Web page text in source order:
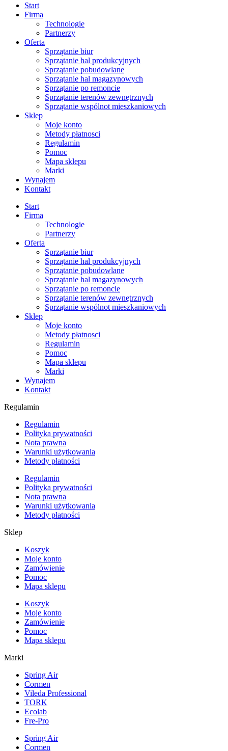
Start
Firma
Technologie
Partnerzy
Oferta
Sprzątanie biur
Sprzątanie hal produkcyjnych
Sprzątanie pobudowlane
Sprzątanie hal magazynowych
Sprzątanie po remoncie
Sprzątanie terenów zewnętrznych
Sprzątanie wspólnot mieszkaniowych
Sklep
Moje konto
Metody płatnosci
Regulamin
Pomoc
Mapa sklepu
Marki
Wynajem
Kontakt
Start
Firma
Technologie
Partnerzy
Oferta
Sprzątanie biur
Sprzątanie hal produkcyjnych
Sprzątanie pobudowlane
Sprzątanie hal magazynowych
Sprzątanie po remoncie
Sprzątanie terenów zewnętrznych
Sprzątanie wspólnot mieszkaniowych
Sklep
Moje konto
Metody płatnosci
Regulamin
Pomoc
Mapa sklepu
Marki
Wynajem
Kontakt
Regulamin
Regulamin
Polityka prywatności
Nota prawna
Warunki użytkowania
Metody płatności
Regulamin
Polityka prywatności
Nota prawna
Warunki użytkowania
Metody płatności
Sklep
Koszyk
Moje konto
Zamówienie
Pomoc
Mapa sklepu
Koszyk
Moje konto
Zamówienie
Pomoc
Mapa sklepu
Marki
Spring Air
Cormen
Vileda Professional
TORK
Ecolab
Fre-Pro
Spring Air
Cormen